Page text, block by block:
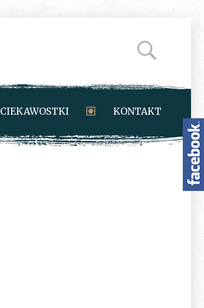
CIEKAWOSTKI KONTAKT